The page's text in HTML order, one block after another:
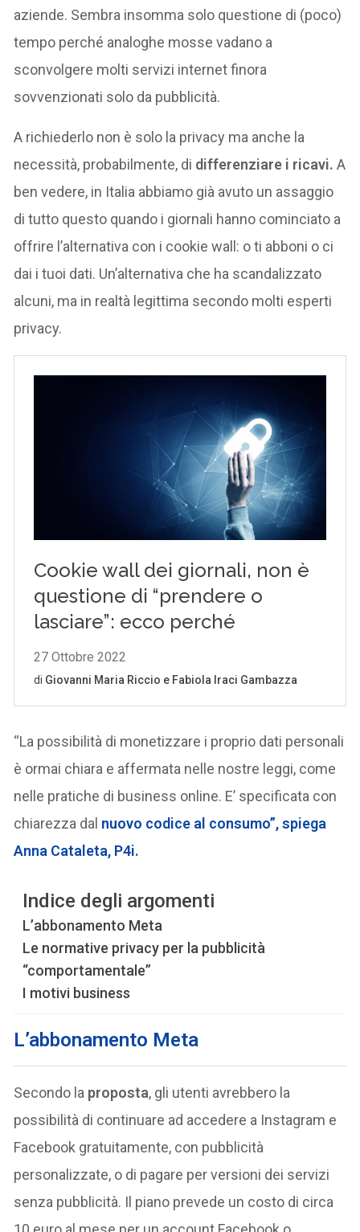
aziende. Sembra insomma solo questione di (poco)
tempo perché analoghe mosse vadano a
sconvolgere molti servizi internet finora
sovvenzionati solo da pubblicità.
A richiederlo non è solo la privacy ma anche la
necessità, probabilmente, di differenziare i ricavi.A
ben vedere, in Italia abbiamo già avuto un assaggio
di tutto questo quando i giornali hanno cominciato a
offrire l’alternativa con i cookie wall: o ti abboni o ci
dai i tuoi dati. Un’alternativa che ha scandalizzato
alcuni, ma in realtà legittima secondo molti esperti
privacy.
“La possibilità di monetizzare i proprio dati personali
è ormai chiara e affermata nelle nostre leggi, come
nelle pratiche di business online. E’ specificata con
chiarezza dal nuovo codice al consumo”, spiega
Anna Cataleta, P4i.
Indice degli argomenti
L’abbonamento Meta
Le normative privacy per la pubblicità
“comportamentale”
I motivi business
L’abbonamento Meta
Secondo la proposta, gli utenti avrebbero la
possibilità di continuare ad accedere a Instagram e
Facebook gratuitamente, con pubblicità
personalizzate, o di pagare per versioni dei servizi
senza pubblicità. Il piano prevede un costo di circa